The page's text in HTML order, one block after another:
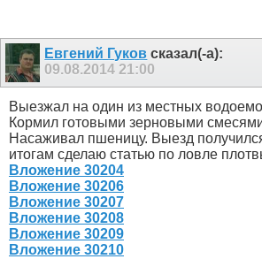
Евгений Гуков сказал(-а):
09.08.201421:00
Выезжал на один из местных
Кормил готовыми зерновыми
Насаживал пшеницу. Выезд
итогам сделаю статью по ловле
Вложение 30204
Вложение 30206
Вложение 30207
Вложение 30208
Вложение 30209
Вложение 30210